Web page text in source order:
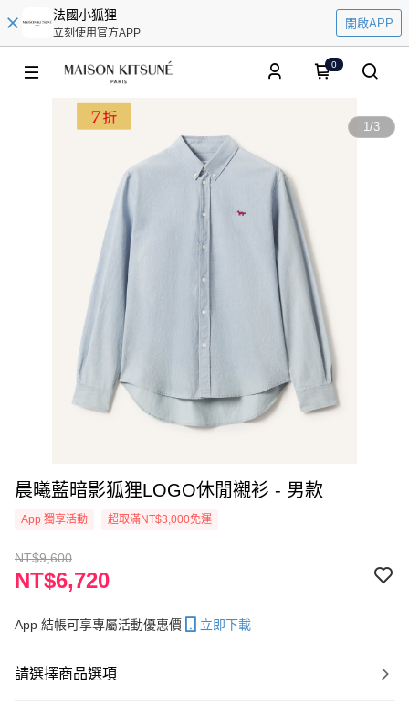
法國小狐狸
立刻使用官方APP
開啟APP
0
1/3
晨曦藍暗影狐狸LOGO休閒襯衫 - 男款
App 獨享活動 超取滿NT$3,000免運
NT$9,600
NT$6,720
App 結帳可享專屬活動優惠價 立即下載
請選擇商品選項